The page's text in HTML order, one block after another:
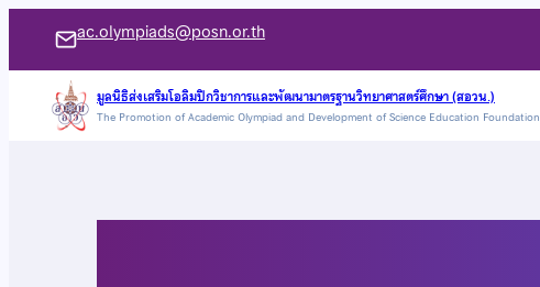
เนื้อหา
ac.olympiads@posn.or.th
มูลนิธิส่งเสริมโอลิมปิกวิชาการและพัฒนามาตรฐานวิทยาศาสตร์ศึกษา (สอวน.)
The Promotion of Academic Olympiad and Development of Science Education Foundation